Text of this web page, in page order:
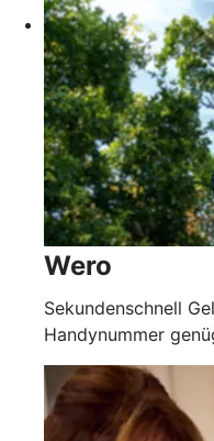
Wero
Sekundenschnell
Handynummer